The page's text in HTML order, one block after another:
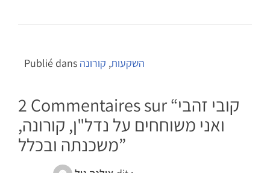
Publié dans השקעות, קורונה
2 Commentaires sur “קובי זהבי
ואני משוחחים על נדל"ן, קורונה,
משכנתה ובכלל”